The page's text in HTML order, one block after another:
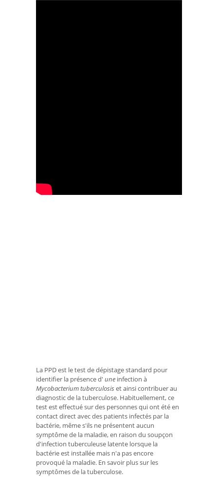
La PPD est le test de dépistage standard pour
identifier la présence d' une infection à
Mycobacterium tuberculosis et ainsi contribuer au
diagnostic de la tuberculose. Habituellement, ce
test est effectué sur des personnes qui ont été en
contact direct avec des patients infectés par la
bactérie, même s'ils ne présentent aucun
symptôme de la maladie, en raison du soupçon
d'infection tuberculeuse latente lorsque la
bactérie est installée mais n'a pas encore
provoqué la maladie. En savoir plus sur les
symptômes de la tuberculose.